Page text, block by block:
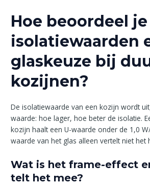
Hoe beoordeel je
isolatiewaarden
glaskeuze bij
kozijnen?
De isolatiewaarde van een kozijn wordt
waarde: hoe lager, hoe beter de isolatie.
kozijn haalt een U-waarde onder de 1,0
waarde van het glas alleen vertelt niet het
Wat is het frame-effect
telt het mee?